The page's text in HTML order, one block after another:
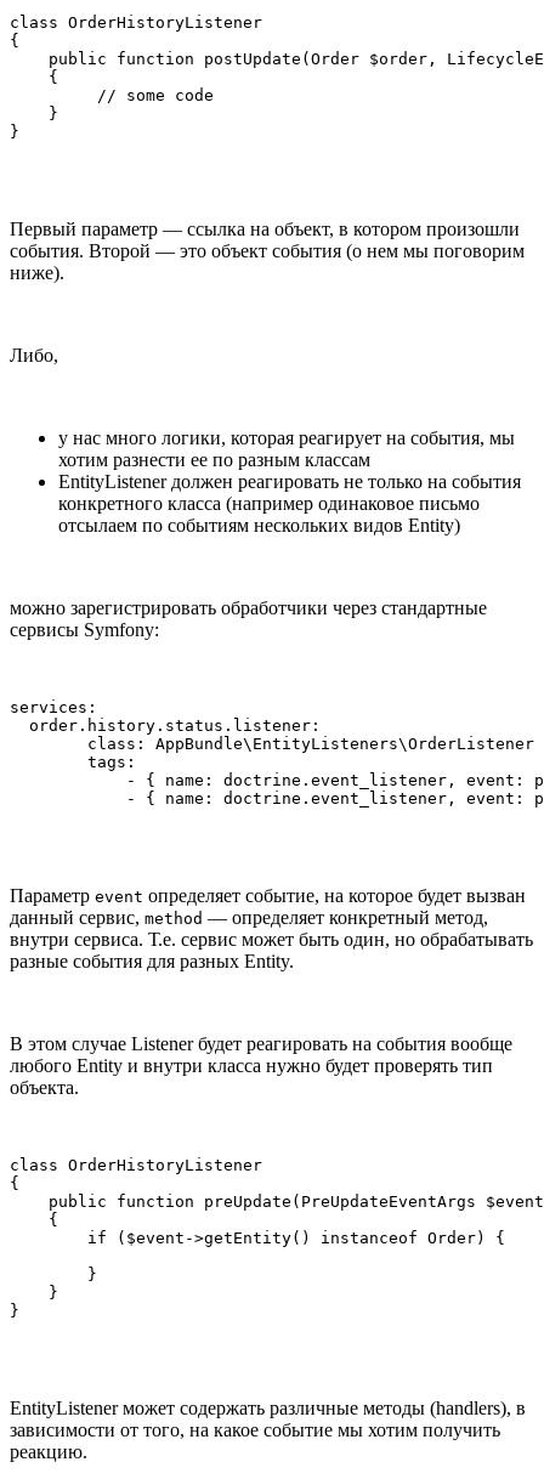
class OrderHistoryListener
{
public function postUpdate(Order $order,
    {
         // some code
    }
}
Первый параметр — ссылка на объект, в котором произошли
события. Второй — это объект события (о нем мы поговорим
ниже).
Либо,
у нас много логики, которая реагирует на события, мы
хотим разнести ее по разным классам
EntityListener должен реагировать не только на события
конкретного класса (например одинаковое письмо
отсылаем по событиям нескольких видов Entity)
можно зарегистрировать обработчики через стандартные
сервисы Symfony:
services:
  order.history.status.listener:
        class: AppBundle\EntityListeners\OrderListener
        tags:
- { name: doctrine.event_listener, event:
- { name: doctrine.event_listener, event:
Параметр event определяет событие, на которое будет вызван
данный сервис, method — определяет конкретный метод,
внутри сервиса. Т.е. сервис может быть один, но обрабатывать
разные события для разных Entity.
В этом случае Listener будет реагировать на события вообще
любого Entity и внутри класса нужно будет проверять тип
объекта.
class OrderHistoryListener
{
public function preUpdate(PreUpdateEventArgs
    {
        if ($event->getEntity() instanceof Order) {
        }
    }
}
EntityListener может содержать различные методы (handlers), в
зависимости от того, на какое событие мы хотим получить
реакцию.